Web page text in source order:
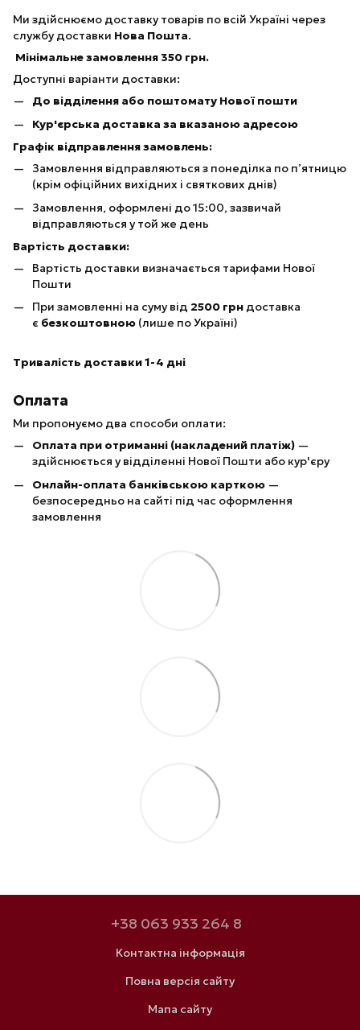
Ми здійснюємо доставку товарів по всій Україні через
службу доставки Нова Пошта.
Мінімальне замовлення 350 грн.
Доступні варіанти доставки:
До відділення або поштомату Нової пошти
Кур'єрська доставка за вказаною адресою
Графік відправлення замовлень:
Замовлення відправляються з понеділка по п’ятницю
(крім офіційних вихідних і святкових днів)
Замовлення, оформлені до 15:00, зазвичай
відправляються у той же день
Вартість доставки:
Вартість доставки визначається тарифами Нової
Пошти
При замовленні на суму від 2500 грн доставка
є безкоштовною (лише по Україні)
Тривалість доставки 1-4 дні
Оплата
Ми пропонуємо два способи оплати:
Оплата при отриманні (накладений платіж) —
здійснюється у відділенні Нової Пошти або кур'єру
Онлайн-оплата банківською карткою —
безпосередньо на сайті під час оформлення
замовлення
+38 063 933 264 8
Контактна інформація
Повна версія сайту
Мапа сайту